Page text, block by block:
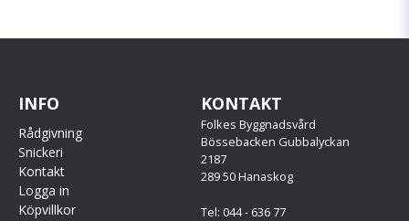
INFO
Rådgivning
Snickeri
Kontakt
Logga in
Köpvillkor
KONTAKT
Folkes Byggnadsvård
Bössebacken Gubbalyckan
2187
289 50 Hanaskog
Tel: 044 - 636 77